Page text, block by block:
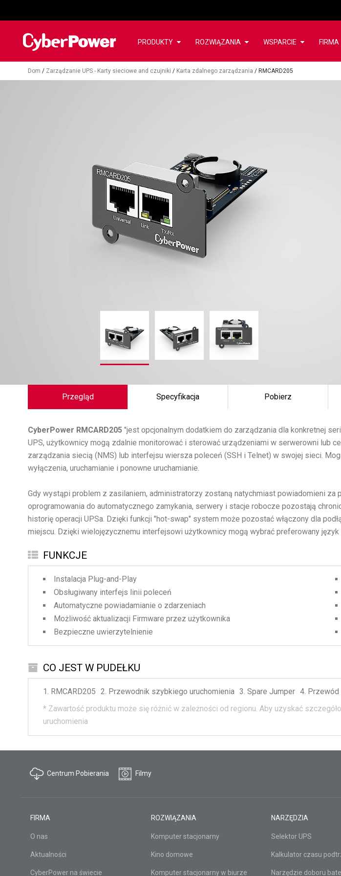
PRODUKTY ROZWIĄZANIA WSPARCIE FIRMA
Dom / Zarządzanie UPS - Karty sieciowe and czujniki / Karta zdalnego zarządzania / RMCARD205
Przegląd Specyfikacja Pobierz
CyberPower RMCARD205 "jest opcjonalnym dodatkiem do zarządzania dla konkretnej
UPS, użytkownicy mogą zdalnie monitorować i sterować urządzeniami w serwerowni lub
zarządzania siecią (NMS) lub interfejsu wiersza poleceń (SSH i Telnet) w swojej sieci.
wyłączenia, uruchamianie i ponowne uruchamianie.
Gdy wystąpi problem z zasilaniem, administratorzy zostaną natychmiast powiadomieni
oprogramowania do automatycznego zamykania, serwery i stacje robocze pozostają
historię operacji UPSa. Dzięki funkcji "hot-swap" system może pozostać włączony dla
miejscu. Dzięki wielojęzycznemu interfejsowi użytkownicy mogą wybrać preferowany język
FUNKCJE
Instalacja Plug-and-Play
Obsługiwany interfejs linii poleceń
Automatyczne powiadamianie o zdarzeniach
Możliwość aktualizacji Firmware przez użytkownika
Bezpieczne uwierzytelnienie
CO JEST W PUDEŁKU
RMCARD205 Przewodnik szybkiego uruchomienia Spare Jumper
Przewód
* Zawartość produktu może się różnić w zależności od regionu. Aby uzyskać
uruchomienia
Centrum Pobierania Filmy
FIRMA
O nas
Aktualności
CyberPower na świecie
ROZWIĄZANIA
Komputer stacjonarny
Kino domowe
Komputer stacjonarny w biurze
NARZĘDZIA
Selektor UPS
Kalkulator czasu
Narzędzie doboru